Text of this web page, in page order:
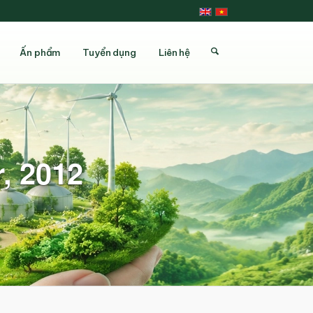
Ấn phẩm Tuyển dụng Liên hệ
2012